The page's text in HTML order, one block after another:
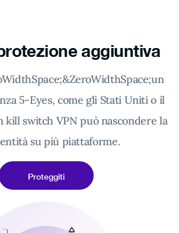
aggiuntiva
5-Eyes, come gli Stati Uniti o il
kill switch VPN può nascondere la
su più piattaforme.
Proteggiti